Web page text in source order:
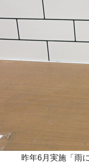
昨年6月実施「雨